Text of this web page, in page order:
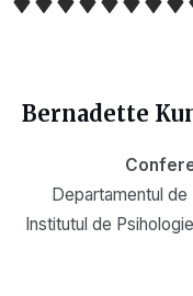
Bernadette
Departamentul
Institutul de